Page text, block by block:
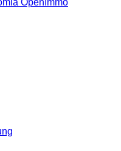
OpenImmo